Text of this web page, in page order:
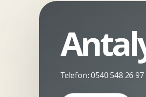
Urun Tanitim Animasyonu
Telefon:0540 548 26 97